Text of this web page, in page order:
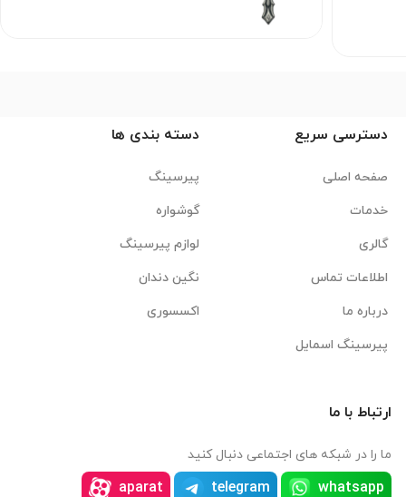
دسترسی سریع
صفحه اصلی
خدمات
گالری
اطلاعات تماس
درباره ما
پیرسینگ اسمایل
دسته بندی ها
پیرسینگ
گوشواره
لوازم پیرسینگ
نگین دندان
اکسسوری
ارتباط با ما
ما را در شبکه های اجتماعی دنبال کنید
whatsapp
telegram
aparat